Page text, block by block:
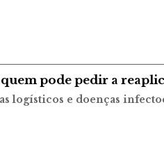
pode pedir a
logísticos e doenças